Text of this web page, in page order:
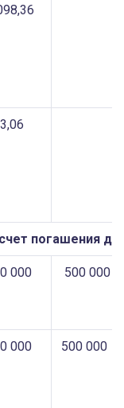
погашения
000 500 000
000 500 000